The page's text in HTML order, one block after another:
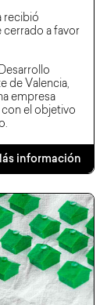
recibió
cerrado a favor
de Valencia,
empresa
el objetivo
información